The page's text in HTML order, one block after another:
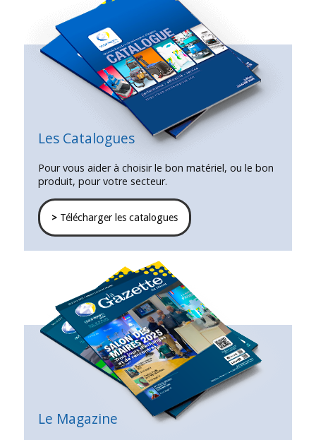
Les Catalogues
Pour vous aider à choisir le bon matériel, ou le bon
produit, pour votre secteur.
>Télécharger les catalogues
Le Magazine